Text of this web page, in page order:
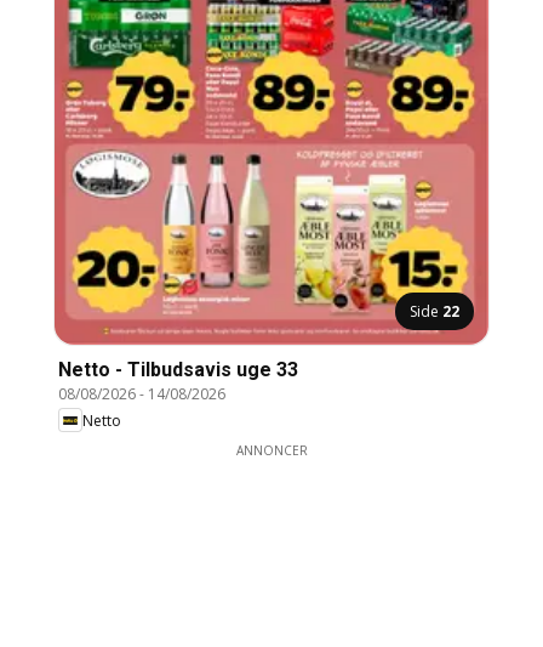
Side 22
Netto - Tilbudsavis uge 33
08/08/2026- 14/08/2026
Netto
ANNONCER